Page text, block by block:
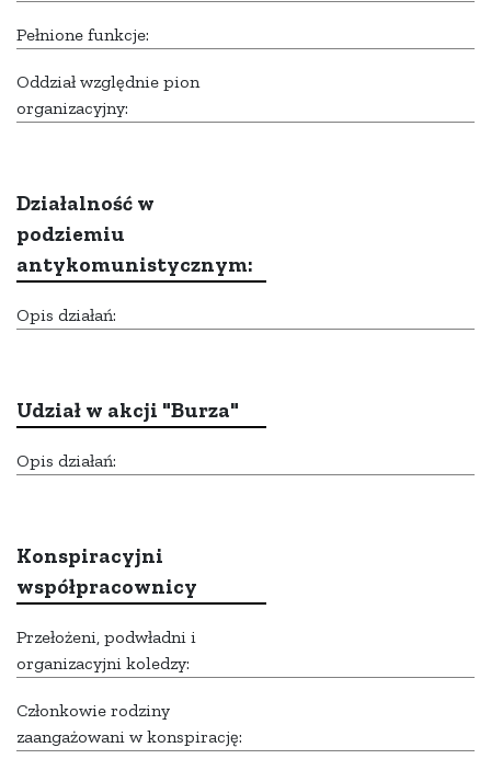
Pełnione funkcje:
Oddział względnie pion
organizacyjny:
Działalność w
podziemiu
antykomunistycznym:
Opis działań:
Udział w akcji "Burza"
Opis działań:
Konspiracyjni
współpracownicy
Przełożeni, podwładni i
organizacyjni koledzy:
Członkowie rodziny
zaangażowani w konspirację: